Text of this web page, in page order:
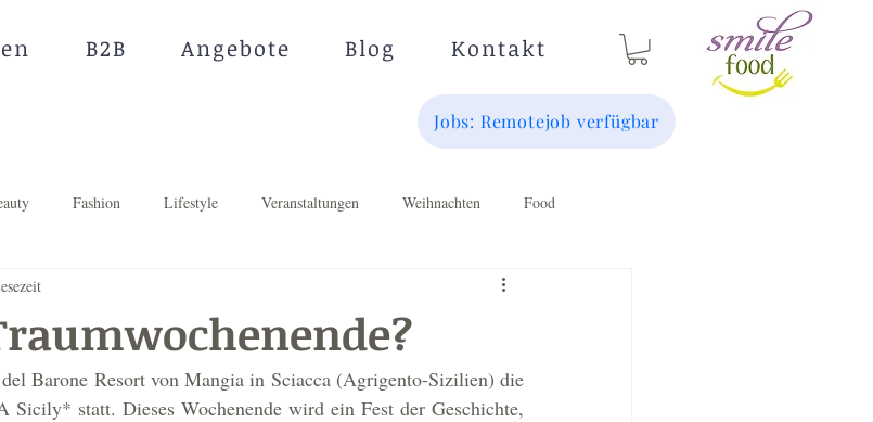
B2B Angebote Blog Kontakt
Jobs: Remotejob verfügbar
Fashion Lifestyle Veranstaltungen Weihnachten Food
Barone Resort von Mangia in Sciacca (Agrigento-Sizilien) die
statt. Dieses Wochenende wird ein Fest der Geschichte,